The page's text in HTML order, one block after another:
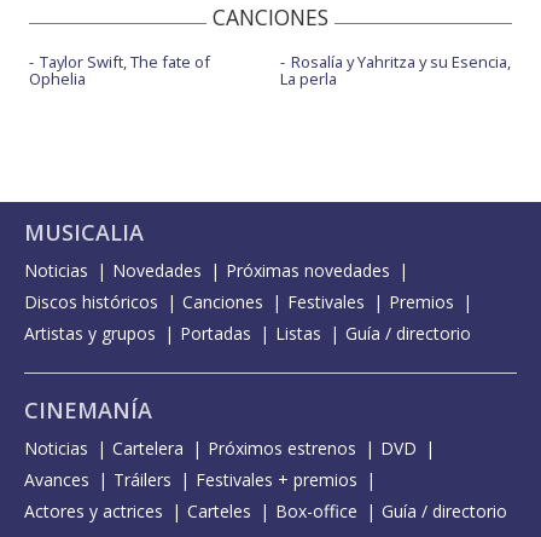
CANCIONES
Taylor Swift, The fate of
Ophelia
Rosalía y Yahritza y su Esencia,
La perla
MUSICALIA
Noticias Novedades
Próximas novedades
Discos históricos
Canciones Festivales
Premios
Artistas y grupos
Portadas Listas Guía / directorio
CINEMANÍA
Noticias Cartelera Próximos estrenos
DVD
Avances
Tráilers
Festivales + premios
Actores y actrices
Carteles Box-office Guía / directorio